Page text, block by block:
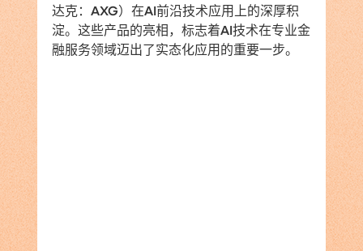
达克：AXG）在AI前沿技术应用上的深厚积
淀。这些产品的亮相，标志着AI技术在专业金
融服务领域迈出了实态化应用的重要一步。